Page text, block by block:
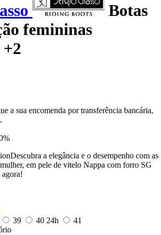
Botas
femininas
a sua encomenda por transferência bancária,
a elegância e o desempenho com as
em pele de vitelo Nappa com forro SG
39 40 24h
41